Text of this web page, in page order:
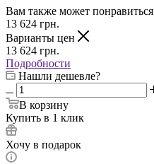
Вам также может понравиться
13 624 грн.
Варианты цен
13 624 грн.
Подробности
Нашли дешевле?
В корзину
Купить в 1 клик
Хочу в подарок